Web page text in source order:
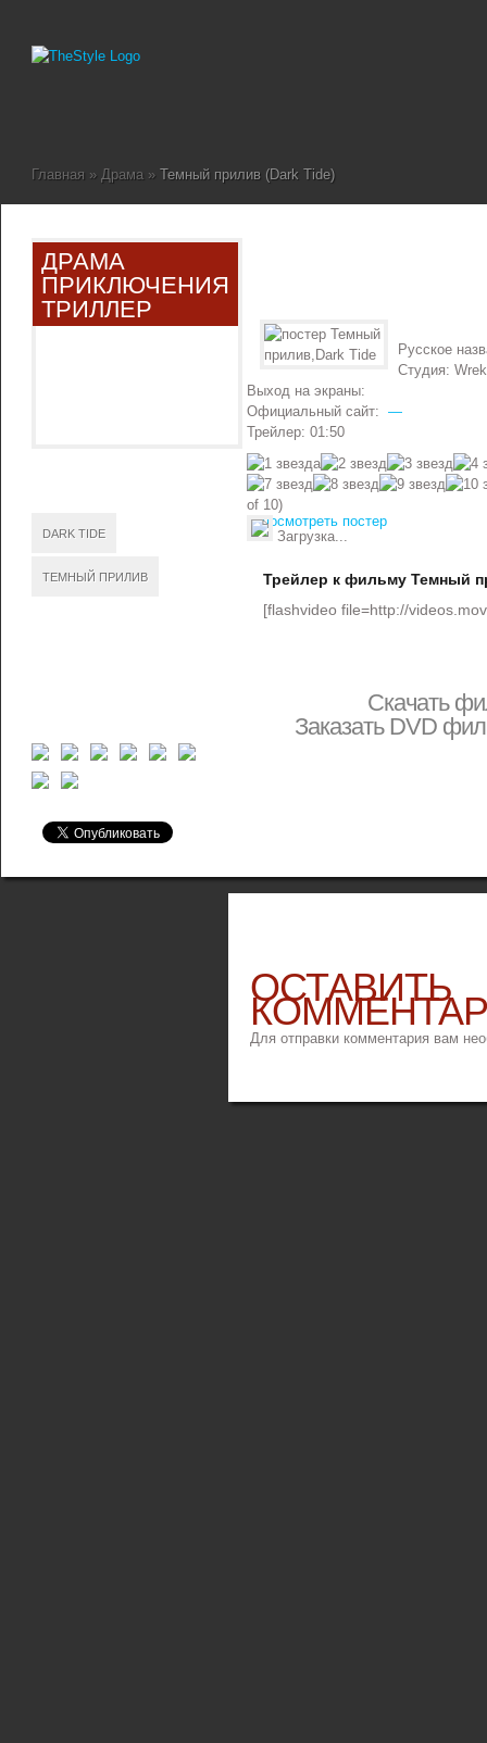
Главная » Драма » Темный прилив (Dark Tide)
ДРАМА
ПРИКЛЮЧЕНИЯ
ТРИЛЛЕР
DARK TIDE
ТЕМНЫЙ ПРИЛИВ
Русское
Студия:
Выход на экраны:
Официальный сайт: —
Трейлер: 01:50
of 10)
Загрузка...
посмотреть постер
Трейлер к фильму Темный
[flashvideo file=http://
Скачать
Заказать DVD
ОСТАВИТЬ
Для отправки комментария вам